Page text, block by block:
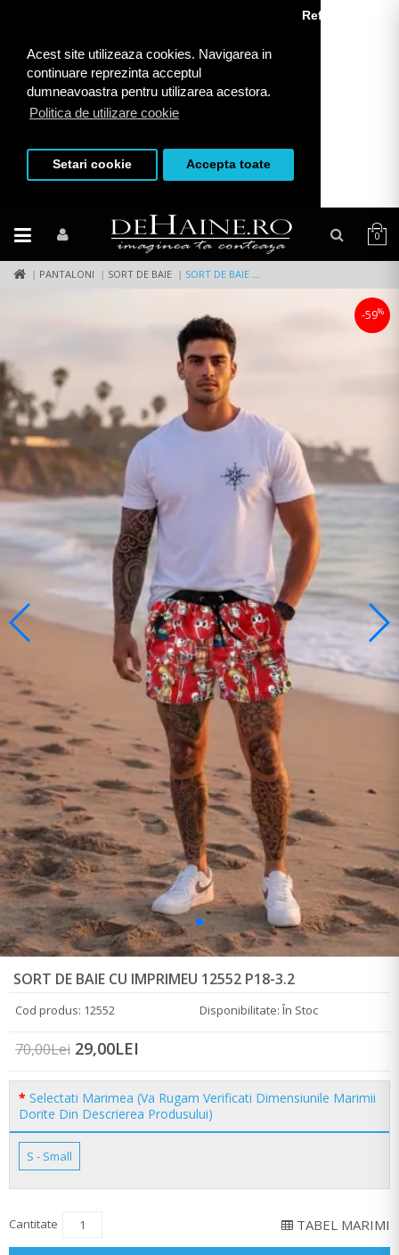
Acest site utilizeaza cookies. Navigarea in
continuare reprezinta acceptul
dumneavoastra pentru utilizarea acestora.
Politica de utilizare cookie
Refuza toate
Setari cookie Accepta toate
0
PANTALONI SORT DE BAIE SORT DE BAIE CU IMPRIMEU 12552 P18-3.2
-59%
SORT DE BAIE CU IMPRIMEU 12552 P18-3.2
Cod produs: 12552 Disponibilitate: În Stoc
70,00Lei 29,00LEI
Selectati Marimea (Va Rugam Verificati Dimensiunile Marimii
Dorite Din Descrierea Produsului)
S - Small
Cantitate TABEL MARIMI